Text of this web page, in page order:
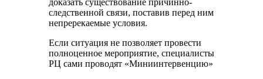
следственной связи, поставив перед ним
непререкаемые условия.
Если ситуация не позволяет провести
полноценное мероприятие, специалисты
РЦ сами проводят «Миниинтервенцию»